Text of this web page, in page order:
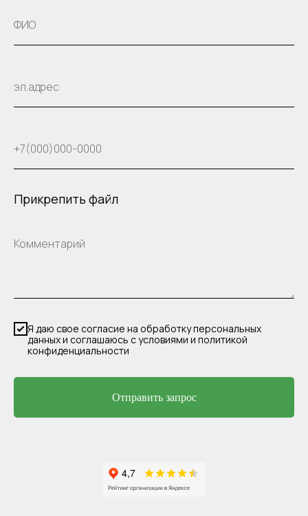
Прикрепить файл
Я даю свое согласие на обработку персональных
данных и соглашаюсь с условиями и политикой
конфиденциальности
Отправить запрос